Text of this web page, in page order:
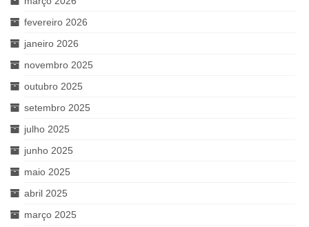
fevereiro 2026
janeiro 2026
novembro 2025
outubro 2025
setembro 2025
julho 2025
junho 2025
maio 2025
abril 2025
março 2025